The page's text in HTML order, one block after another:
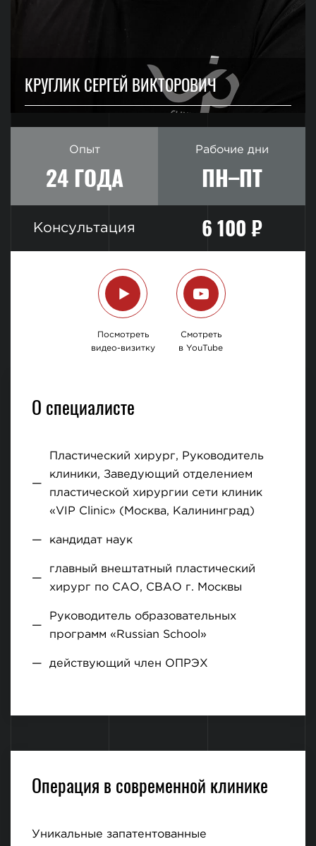
КРУГЛИК СЕРГЕЙ ВИКТОРОВИЧ
Опыт
24 ГОДА
Рабочие дни
ПН–ПТ
Консультация 6 100 ₽
Посмотреть
видео-визитку
Смотреть
в YouTube
О специалисте
Пластический хирург, Руководитель
клиники, Заведующий отделением
пластической хирургии сети клиник
«VIP Clinic» (Москва, Калининград)
кандидат наук
главный внештатный пластический
хирург по САО, СВАО г. Москвы
Руководитель образовательных
программ «Russian School»
действующий член ОПРЭХ
Операция в современной клинике
Уникальные запатентованные